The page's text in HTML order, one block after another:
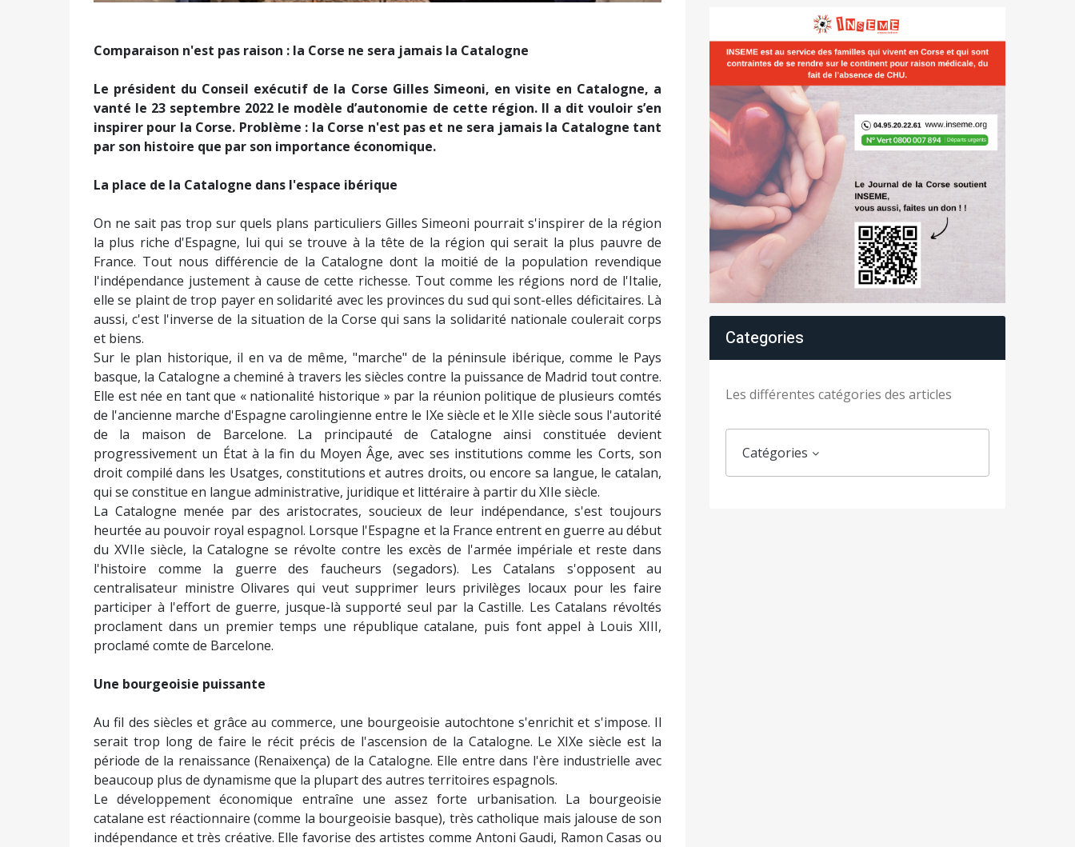
Comparaison n'est pas raison : la Corse ne sera jamais la Catalogne
Le président du Conseil exécutif de la Corse Gilles Simeoni, en visite en Catalogne, a
vanté le 23 septembre 2022 le modèle d’autonomie de cette région. Il a dit vouloir s’en
inspirer pour la Corse. Problème : la Corse n'est pas et ne sera jamais la Catalogne tant
par son histoire que par son importance économique.
La place de la Catalogne dans l'espace ibérique
On ne sait pas trop sur quels plans particuliers Gilles Simeoni pourrait s'inspirer de la région
la plus riche d'Espagne, lui qui se trouve à la tête de la région qui serait la plus pauvre de
France. Tout nous différencie de la Catalogne dont la moitié de la population revendique
l'indépendance justement à cause de cette richesse. Tout comme les régions nord de l'Italie,
elle se plaint de trop payer en solidarité avec les provinces du sud qui sont-elles déficitaires. Là
aussi, c'est l'inverse de la situation de la Corse qui sans la solidarité nationale coulerait corps
et biens.
Sur le plan historique, il en va de même, "marche" de la péninsule ibérique, comme le Pays
basque, la Catalogne a cheminé à travers les siècles contre la puissance de Madrid tout contre.
Elle est née en tant que « nationalité historique » par la réunion politique de plusieurs comtés
de l'ancienne marche d'Espagne carolingienne entre le IXe siècle et le XIIe siècle sous l'autorité
de la maison de Barcelone. La principauté de Catalogne ainsi constituée devient
progressivement un État à la fin du Moyen Âge, avec ses institutions comme les Corts, son
droit compilé dans les Usatges, constitutions et autres droits, ou encore sa langue, le catalan,
qui se constitue en langue administrative, juridique et littéraire à partir du XIIe siècle.
La Catalogne menée par des aristocrates, soucieux de leur indépendance, s'est toujours
heurtée au pouvoir royal espagnol. Lorsque l'Espagne et la France entrent en guerre au début
du XVIIe siècle, la Catalogne se révolte contre les excès de l'armée impériale et reste dans
l'histoire comme la guerre des faucheurs (segadors). Les Catalans s'opposent au
centralisateur ministre Olivares qui veut supprimer leurs privilèges locaux pour les faire
participer à l'effort de guerre, jusque-là supporté seul par la Castille. Les Catalans révoltés
proclament dans un premier temps une république catalane, puis font appel à Louis XIII,
proclamé comte de Barcelone.
Une bourgeoisie puissante
Au fil des siècles et grâce au commerce, une bourgeoisie autochtone s'enrichit et s'impose. Il
serait trop long de faire le récit précis de l'ascension de la Catalogne. Le XIXe siècle est la
période de la renaissance (Renaixença) de la Catalogne. Elle entre dans l'ère industrielle avec
beaucoup plus de dynamisme que la plupart des autres territoires espagnols.
Le développement économique entraîne une assez forte urbanisation. La bourgeoisie
catalane est réactionnaire (comme la bourgeoisie basque), très catholique mais jalouse de son
indépendance et très créative. Elle favorise des artistes comme Antoni Gaudi, Ramon Casas ou
Categories
Les différentes catégories des articles
Catégories